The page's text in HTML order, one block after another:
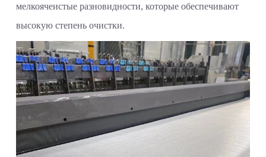
мелкоячеистые разновидности, которые обеспечивают
высокую степень очистки.